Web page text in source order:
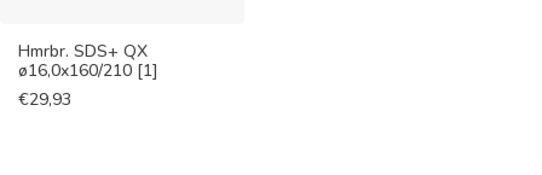
Hmrbr. SDS+ QX
ø16,0x160/210 [1]
€29,93